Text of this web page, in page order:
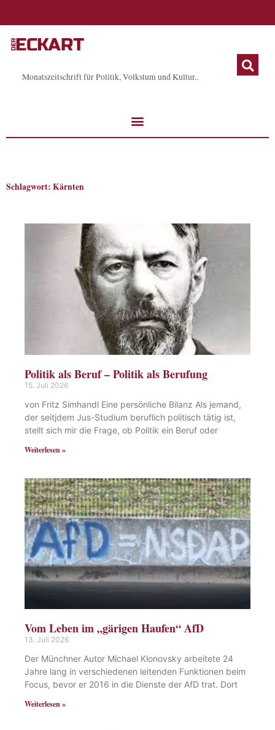
Monatszeitschrift für Politik, Volkstum und Kultur..
Schlagwort: Kärnten
Politik als Beruf – Politik als Berufung
15. Juli 2026
von Fritz Simhandl Eine persönliche Bilanz Als jemand,
der seitjdem Jus-Studium beruflich politisch tätig ist,
stellt sich mir die Frage, ob Politik ein Beruf oder
Weiterlesen »
Vom Leben im „gärigen Haufen“ AfD
13. Juli 2026
Der Münchner Autor Michael Klonovsky arbeitete 24
Jahre lang in verschiedenen leitenden Funktionen beim
Focus, bevor er 2016 in die Dienste der AfD trat. Dort
Weiterlesen »
Seite Seite